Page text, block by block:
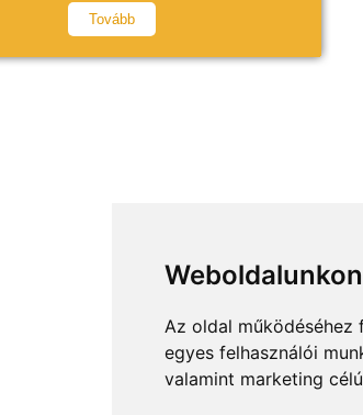
Az oldal működéséhez
egyes felhasználói
valamint marketing
Tovább